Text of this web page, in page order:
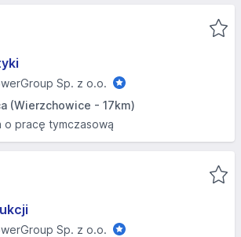
Sp. z o.o.
(Wierzchowice - 17km)
o pracę tymczasową
Sp. z o.o.